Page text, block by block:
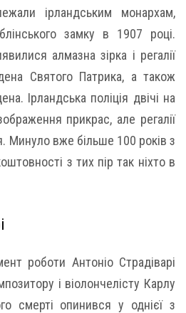
ірландським монархам,
замку в 1907 році.
алмазна зірка і регалії
Святого Патрика, а також
Ірландська поліція двічі на
прикрас, але регалії
Минуло вже більше 100 років з
з тих пір так ніхто в
роботи Антоніо Страдіварі
і віолончелісту Карлу
смерті опинився у однієї з